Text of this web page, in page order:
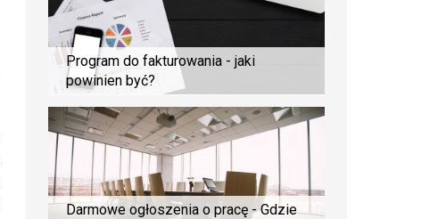
Program do fakturowania - jaki
powinien być?
Darmowe ogłoszenia o pracę - Gdzie